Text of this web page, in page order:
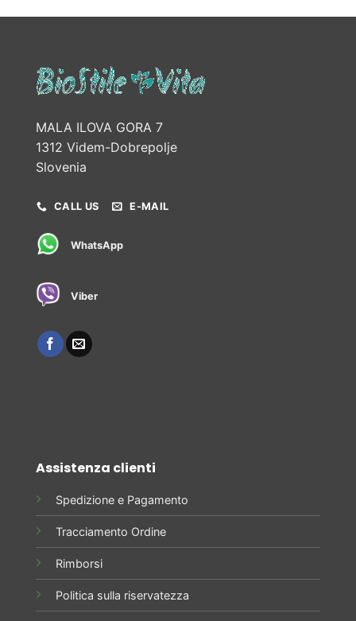
MALA ILOVA GORA 7
1312 Videm-Dobrepolje
Slovenia
CALL US E-MAIL
WhatsApp
Viber
Assistenza clienti
Spedizione e Pagamento
Tracciamento Ordine
Rimborsi
Politica sulla riservatezza